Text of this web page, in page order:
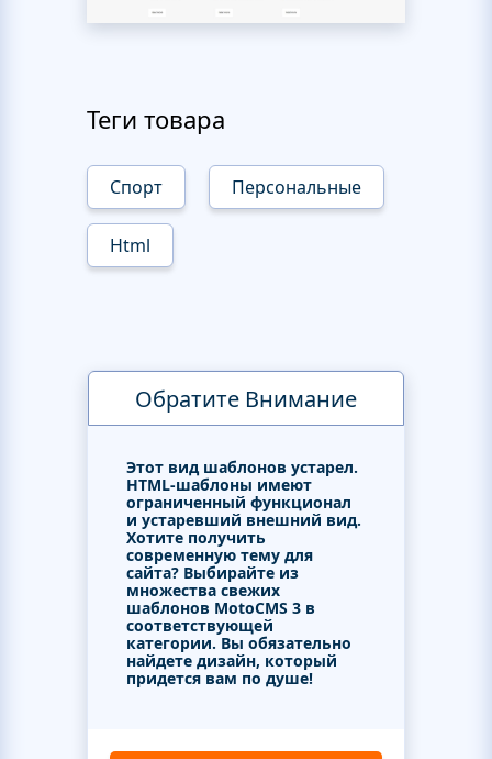
Теги товара
Спорт Персональные
Html
Обратите Внимание
Этот вид шаблонов устарел.
HTML-шаблоны имеют
ограниченный функционал
и устаревший внешний вид.
Хотите получить
современную тему для
сайта? Выбирайте из
множества свежих
шаблонов MotoCMS 3 в
соответствующей
категории. Вы обязательно
найдете дизайн, который
придется вам по душе!